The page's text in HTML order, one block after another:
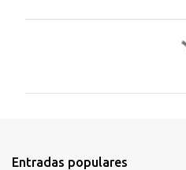
t
Entradas populares